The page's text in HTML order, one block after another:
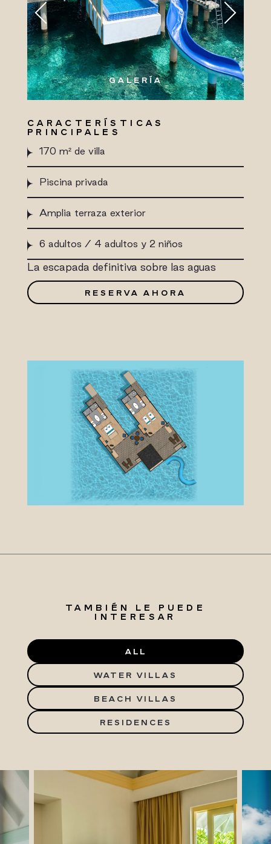
GALERÍA
CARACTERÍSTICAS
PRINCIPALES
170 m² de villa
Piscina privada
Amplia terraza exterior
6 adultos / 4 adultos y 2 niños
La escapada definitiva sobre las aguas
RESERVA AHORA
TAMBIÉN LE PUEDE
INTERESAR
ALL
WATER VILLAS
BEACH VILLAS
RESIDENCES